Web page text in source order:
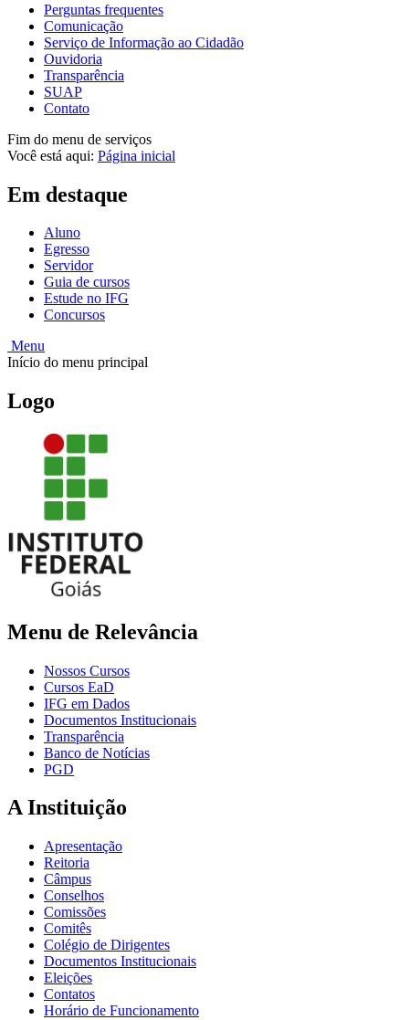
Perguntas frequentes
Comunicação
Serviço de Informação ao Cidadão
Ouvidoria
Transparência
SUAP
Contato
Fim do menu de serviços
Você está aqui: Página inicial
Em destaque
Aluno
Egresso
Servidor
Guia de cursos
Estude no IFG
Concursos
Menu
Início do menu principal
Logo
Menu de Relevância
Nossos Cursos
Cursos EaD
IFG em Dados
Documentos Institucionais
Transparência
Banco de Notícias
PGD
A Instituição
Apresentação
Reitoria
Câmpus
Conselhos
Comissões
Comitês
Colégio de Dirigentes
Documentos Institucionais
Eleições
Contatos
Horário de Funcionamento